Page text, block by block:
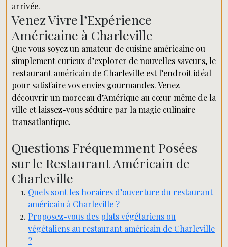
arrivée.
Venez Vivre l’Expérience
Américaine à Charleville
Que vous soyez un amateur de cuisine américaine ou
simplement curieux d’explorer de nouvelles saveurs, le
restaurant américain de Charleville est l’endroit idéal
pour satisfaire vos envies gourmandes. Venez
découvrir un morceau d’Amérique au cœur même de la
ville et laissez-vous séduire par la magie culinaire
transatlantique.
Questions Fréquemment Posées
sur le Restaurant Américain de
Charleville
Quels sont les horaires d’ouverture du restaurant
américain à Charleville ?
Proposez-vous des plats végétariens ou
végétaliens au restaurant américain de Charleville
?